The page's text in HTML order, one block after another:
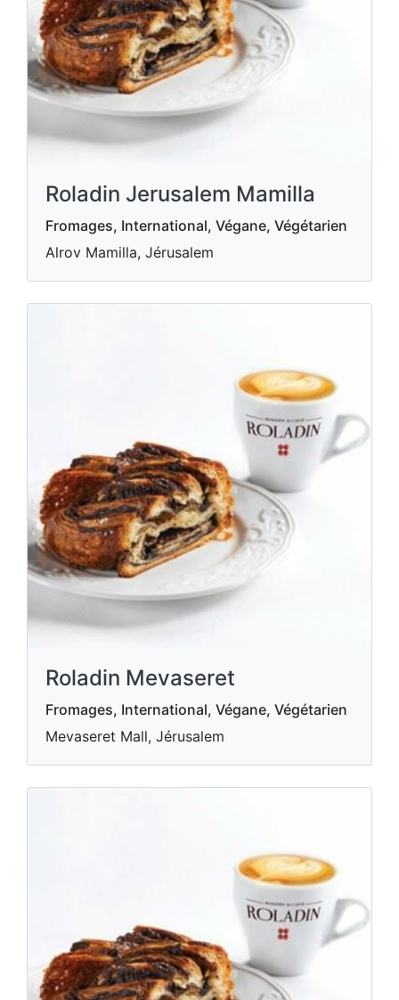
Roladin Jerusalem Mamilla
Fromages, International, Végane, Végétarien
Alrov Mamilla, Jérusalem
Roladin Mevaseret
Fromages, International, Végane, Végétarien
Mevaseret Mall, Jérusalem